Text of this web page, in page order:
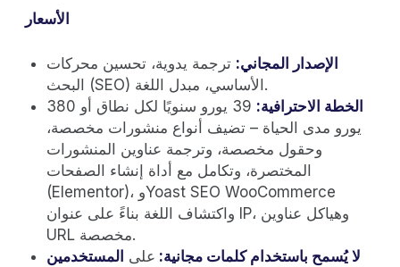
الأسعار
الإصدار المجاني: ترجمة يدوية، تحسين محركات
البحث (SEO) الأساسي، مبدل اللغة.
الخطة الاحترافية:
39 يورو سنويًا لكل نطاق أو 380
يورو مدى الحياة – تضيف أنواع منشورات مخصصة،
وحقول مخصصة، وترجمة عناوين المنشورات
المختصرة، وتكامل مع أداة إنشاء الصفحات
(Elementor)، وYoast SEO WooCommerce
واكتشاف اللغة بناءً على عنوان IP، وهياكل عناوين
URL مخصصة.
لا يُسمح باستخدام كلمات مجانية: على المستخدمين